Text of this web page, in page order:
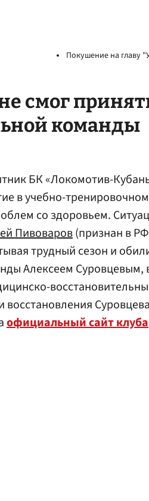
Покушение на главу
смог
команды
БК «Локомотив-
в учебно-
со здоровьем.
Пивоваров(признан в
трудный сезон и
Алексеем Суровцевым,
восстановления
официальный сайт клуба